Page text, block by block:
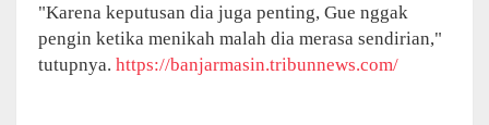
"Karena keputusan dia juga penting, Gue nggak
pengin ketika menikah malah dia merasa sendirian,"
tutupnya. https://banjarmasin.tribunnews.com/